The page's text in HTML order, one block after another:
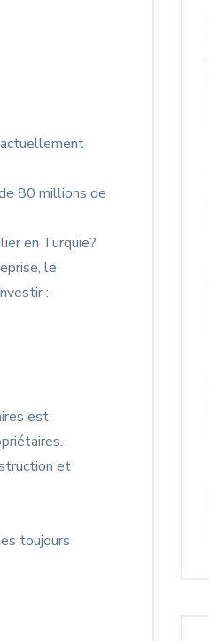
80 millions de
en Turquie?
le
:
est
et
toujours